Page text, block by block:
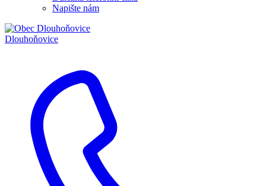
Napište nám
Dlouhoňovice